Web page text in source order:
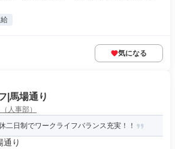
気になる
|馬場通り
人事部）
日制でワークライフバランス充実！！
通り